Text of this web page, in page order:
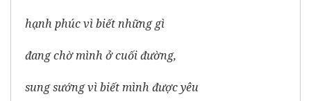
hạnh phúc vì biết những gì
đang chờ mình ở cuối đường,
sung sướng vì biết mình được yêu